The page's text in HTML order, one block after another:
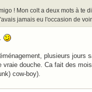
! Mon colt a deux mots à te
jamais eu l'occasion de
plusieurs
vraie douche. Ca fait des
cow-boy).